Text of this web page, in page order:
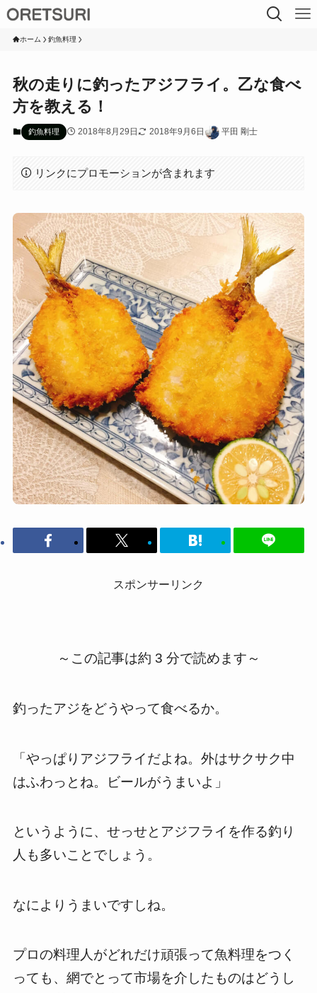
ホーム 釣魚料理
秋の走りに釣ったアジフライ。乙な食べ
方を教える！
釣魚料理 2018年8月29日 2018年9月6日 平田 剛士
リンクにプロモーションが含まれます
スポンサーリンク
～この記事は約 3 分で読めます～
釣ったアジをどうやって食べるか。
「やっぱりアジフライだよね。外はサクサク中
はふわっとね。ビールがうまいよ」
というように、せっせとアジフライを作る釣り
人も多いことでしょう。
なによりうまいですしね。
プロの料理人がどれだけ頑張って魚料理をつく
っても、網でとって市場を介したものはどうし